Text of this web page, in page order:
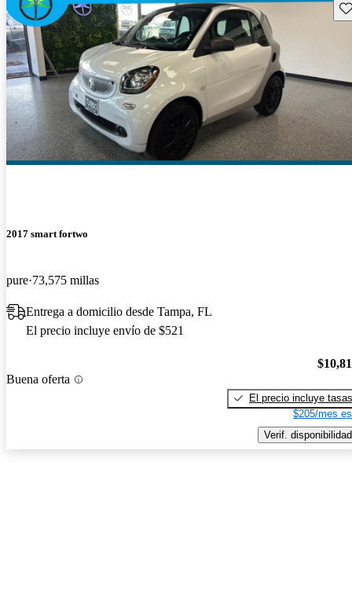
2017 smart fortwo
pure 73,575 millas
Entrega a domicilio desde Tampa, FL
El precio incluye envío de $521
Buena oferta
El precio incluye tasas
$205/mes
Verif. disponibilidad